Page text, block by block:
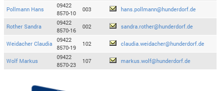
Pollmann Hans
09422
8570-10
003 hans.pollmann@hunderdorf.de
Rother Sandra
09422
8570-16
002 sandra.rother@hunderdorf.de
Weidacher Claudia
09422
8570-19
102 claudia.weidacher@hunderdorf.de
Wolf Markus
09422
8570-23
107 markus.wolf@hunderdorf.de